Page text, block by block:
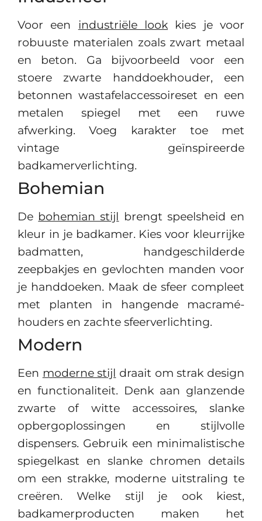
Voor een industriële look kies je voor
robuuste materialen zoals zwart metaal
en beton. Ga bijvoorbeeld voor een
stoere zwarte handdoekhouder, een
betonnen wastafelaccessoireset en een
metalen spiegel met een ruwe
afwerking. Voeg karakter toe met
vintage geïnspireerde
badkamerverlichting.
Bohemian
De bohemian stijl brengt speelsheid en
kleur in je badkamer. Kies voor kleurrijke
badmatten, handgeschilderde
zeepbakjes en gevlochten manden voor
je handdoeken. Maak de sfeer compleet
met planten in hangende macramé-
houders en zachte sfeerverlichting.
Modern
Een moderne stijl draait om strak design
en functionaliteit. Denk aan glanzende
zwarte of witte accessoires, slanke
opbergoplossingen en stijlvolle
dispensers. Gebruik een minimalistische
spiegelkast en slanke chromen details
om een strakke, moderne uitstraling te
creëren. Welke stijl je ook kiest,
badkamerproducten maken het